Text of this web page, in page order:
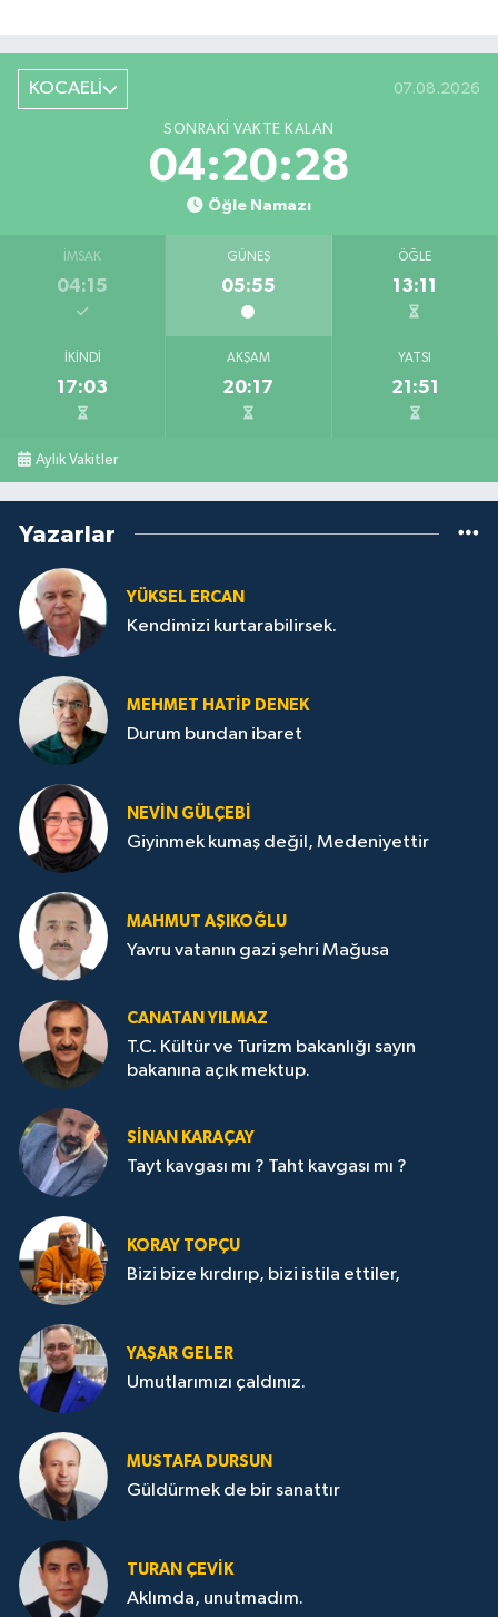
KOCAELİ 07.08.2026
SONRAKI VAKTE KALAN
04:20:28
Öğle Namazı
İMSAK
04:15
GÜNEŞ
05:55
ÖĞLE
13:11
İKINDI
17:03
AKŞAM
20:17
YATSI
21:51
Aylık Vakitler
Yazarlar
YÜKSEL ERCAN
Kendimizi kurtarabilirsek.
MEHMET HATİP DENEK
Durum bundan ibaret
NEVİN GÜLÇEBİ
Giyinmek kumaş değil, Medeniyettir
MAHMUT AŞIKOĞLU
Yavru vatanın gazi şehri Mağusa
CANATAN YILMAZ
T.C. Kültür ve Turizm bakanlığı sayın
bakanına açık mektup.
SİNAN KARAÇAY
Tayt kavgası mı ? Taht kavgası mı ?
KORAY TOPÇU
Bizi bize kırdırıp, bizi istila ettiler,
YAŞAR GELER
Umutlarımızı çaldınız.
MUSTAFA DURSUN
Güldürmek de bir sanattır
TURAN ÇEVİK
Aklımda, unutmadım.